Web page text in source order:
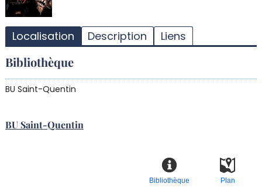
Localisation Description Liens
Bibliothèque
BU Saint-Quentin
BU Saint-Quentin
Plan
Bibliothèque